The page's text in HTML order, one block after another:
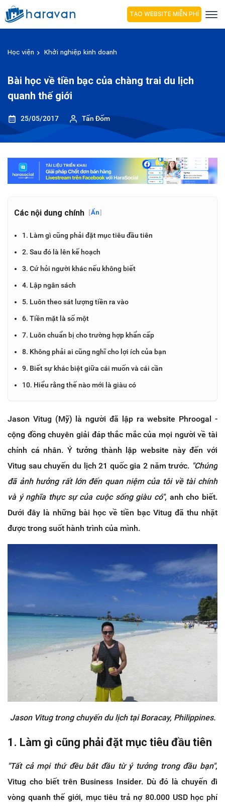
TẠO WEBSITE MIỄN PHÍ
Học viện Khởi nghiệp kinh doanh
Bài học về tiền bạc của chàng trai du lịch
quanh thế giới
25/05/2017 Tấn Đốm
Các nội dung chính [Ẩn]
1. Làm gì cũng phải đặt mục tiêu đầu tiên
2. Sau đó là lên kế hoạch
3. Cứ hỏi người khác nếu không biết
4. Lập ngân sách
5. Luôn theo sát lượng tiền ra vào
6. Tiền mặt là số một
7. Luôn chuẩn bị cho trường hợp khẩn cấp
8. Không phải ai cũng nghĩ cho lợi ích của bạn
9. Biết sự khác biệt giữa cái muốn và cái cần
10. Hiểu rằng thế nào mới là giàu có
Jason Vitug (Mỹ) là người đã lập ra website Phroogal -
cộng đồng chuyên giải đáp thắc mắc của mọi người về tài
chính cá nhân. Ý tưởng thành lập website này đến với
Vitug sau chuyến du lịch 21 quốc gia 2 năm trước. "Chúng
đã ảnh hưởng rất lớn đến quan niệm của tôi về tài chính
và ý nghĩa thực sự của cuộc sống giàu có", anh cho biết.
Dưới đây là những bài học về tiền bạc Vitug đã thu nhặt
được trong suốt hành trình của mình.
Jason Vitug trong chuyến du lịch tại Boracay, Philippines.
1. Làm gì cũng phải đặt mục tiêu đầu tiên
"Tất cả mọi thứ đều bắt đầu từ ý tưởng trong đầu bạn",
Vitug cho biết trên Business Insider. Dù đó là chuyến đi
vòng quanh thế giới, mục tiêu trả nợ 80.000 USD học phí